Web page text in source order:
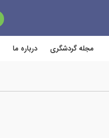
مجله گردشگری درباره ما